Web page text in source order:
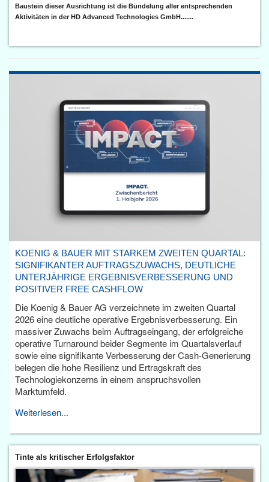
Baustein dieser Ausrichtung ist die Bündelung aller entsprechenden
Aktivitäten in der HD Advanced Technologies GmbH.......
KOENIG & BAUER MIT STARKEM ZWEITEN QUARTAL:
SIGNIFIKANTER AUFTRAGSZUWACHS, DEUTLICHE
UNTERJÄHRIGE ERGEBNISVERBESSERUNG UND
POSITIVER FREE CASHFLOW
Die Koenig & Bauer AG verzeichnete im zweiten Quartal
2026 eine deutliche operative Ergebnisverbesserung. Ein
massiver Zuwachs beim Auftragseingang, der erfolgreiche
operative Turnaround beider Segmente im Quartalsverlauf
sowie eine signifikante Verbesserung der Cash-Generierung
belegen die hohe Resilienz und Ertragskraft des
Technologiekonzerns in einem anspruchsvollen
Marktumfeld.
Weiterlesen...
Tinte als kritischer Erfolgsfaktor